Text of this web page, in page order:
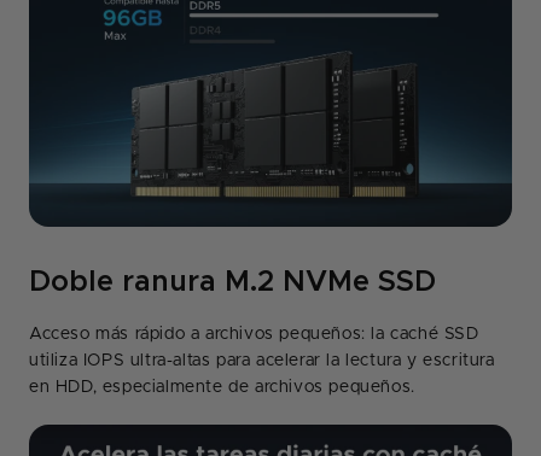
Doble ranura M.2 NVMe SSD
Acceso más rápido a archivos pequeños: la caché SSD
utiliza IOPS ultra-altas para acelerar la lectura y escritura
en HDD, especialmente de archivos pequeños.